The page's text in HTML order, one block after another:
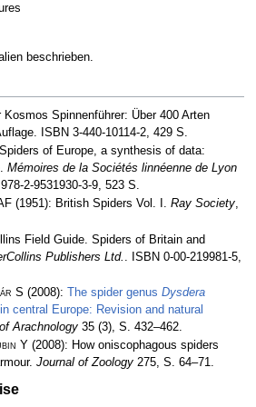
beschrieben.
Kosmos Spinnenführer: Über 400 Arten
ISBN 3-440-10114-2, 429 S.
of Europe, a synthesis of data:
Mémoires de la Sociétés linnéenne de Lyon
2-9531930-3-9, 523 S.
(1951): British Spiders Vol. I. Ray Society,
Field Guide. Spiders of Britain and
Publishers Ltd.
. ISBN 0-00-219981-5,
S (2008): The spider genus Dysdera
central Europe: Revision and natural
Arachnology 35 (3), S. 432–462.
Y (2008): How oniscophagous spiders
Journal of Zoology 275, S. 64–71.